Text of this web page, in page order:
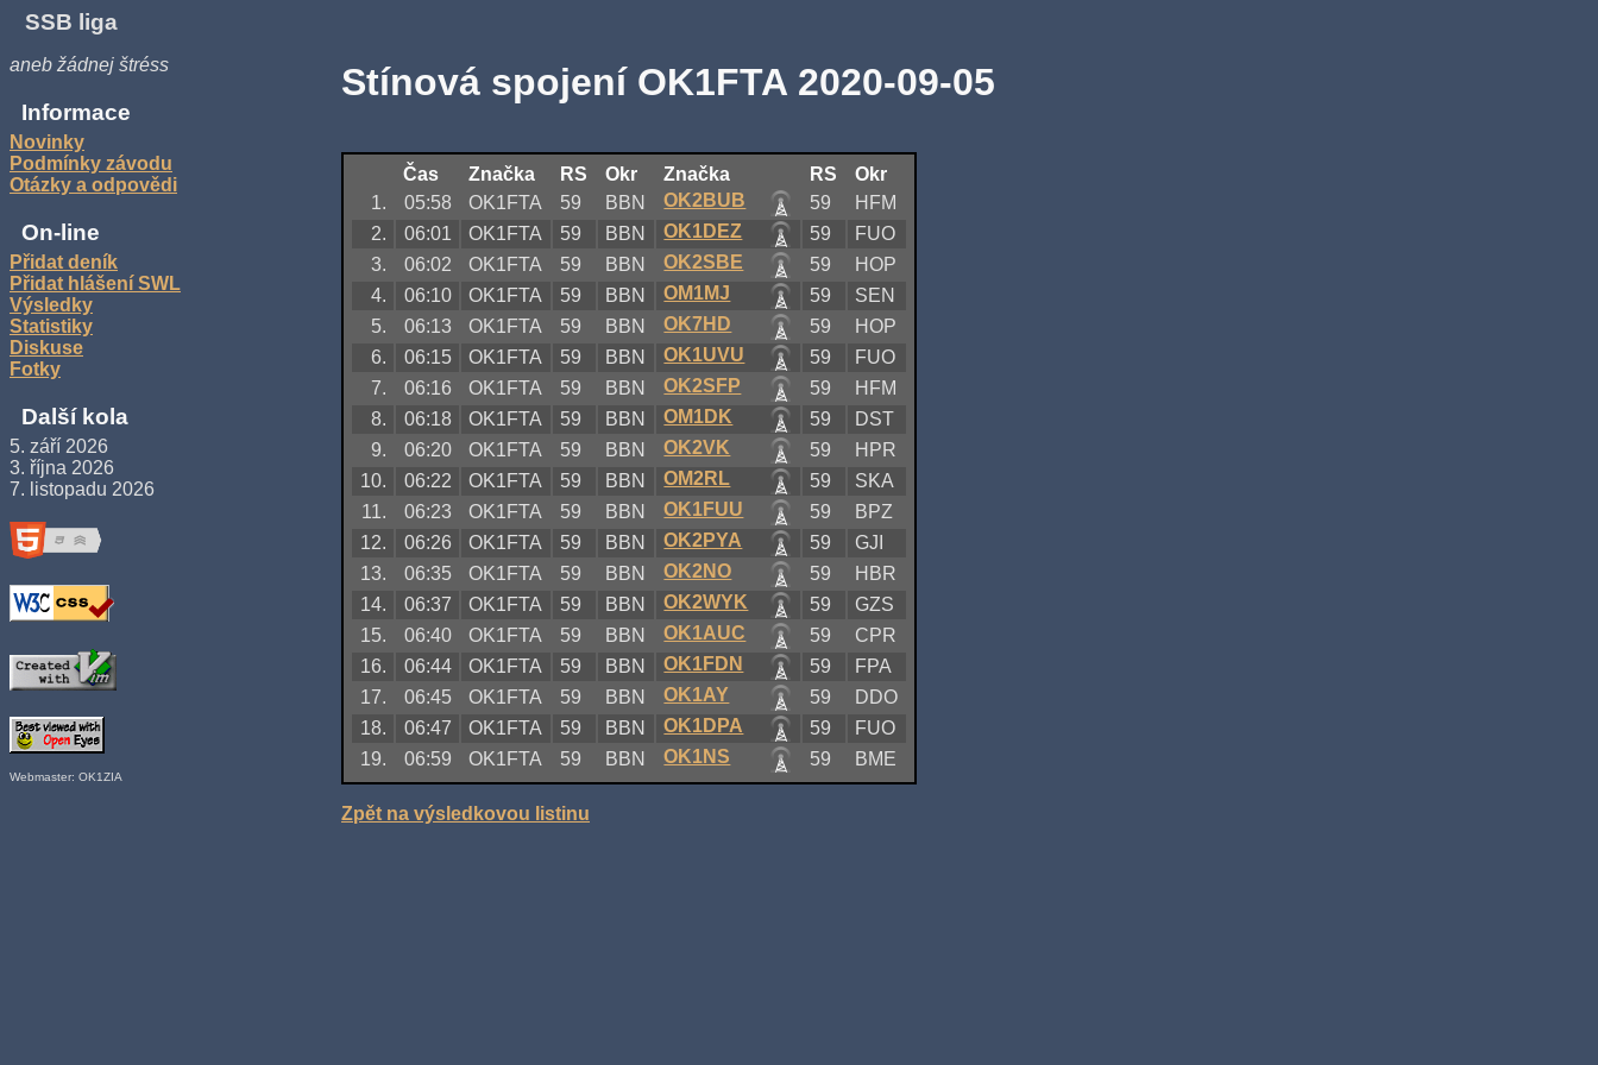
SSB liga
aneb žádnej štréss
Informace
Novinky
Podmínky závodu
Otázky a odpovědi
On-line
Přidat deník
Přidat hlášení SWL
Výsledky
Statistiky
Diskuse
Fotky
Další kola
5. září 2026
3. října 2026
7. listopadu 2026
Webmaster: OK1ZIA
Stínová spojení OK1FTA 2020-09-05
Čas Značka RS Okr Značka RS
Okr
1.
05:58 OK1FTA 59 BBN OK2BUB 59
HFM
2.
06:01 OK1FTA 59 BBN OK1DEZ 59
FUO
3.
06:02 OK1FTA 59 BBN OK2SBE 59
HOP
4.
06:10 OK1FTA 59 BBN OM1MJ 59
SEN
5.
06:13 OK1FTA 59 BBN OK7HD 59
HOP
6.
06:15 OK1FTA 59 BBN OK1UVU 59
FUO
7.
06:16 OK1FTA 59 BBN OK2SFP 59
HFM
8.
06:18 OK1FTA 59 BBN OM1DK 59
DST
9.
06:20 OK1FTA 59 BBN OK2VK 59
HPR
10.
06:22 OK1FTA 59 BBN OM2RL 59
SKA
11.
06:23 OK1FTA 59 BBN OK1FUU 59
BPZ
12.
06:26 OK1FTA 59 BBN OK2PYA 59
GJI
13.
06:35 OK1FTA 59 BBN OK2NO 59
HBR
14.
06:37 OK1FTA 59 BBN OK2WYK 59
GZS
15.
06:40 OK1FTA 59 BBN OK1AUC 59
CPR
16.
06:44 OK1FTA 59 BBN OK1FDN 59
FPA
17.
06:45 OK1FTA 59 BBN OK1AY 59
DDO
18.
06:47 OK1FTA 59 BBN OK1DPA 59
FUO
19.
06:59 OK1FTA 59 BBN OK1NS 59 BME
Zpět na výsledkovou listinu